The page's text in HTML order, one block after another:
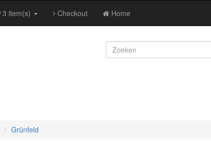
3 item(s) Checkout Home
Grünfeld